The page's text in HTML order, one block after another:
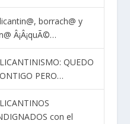
borrach@ y
Â¡Â¡quÃ©…
QUEDO
PERO…
con el